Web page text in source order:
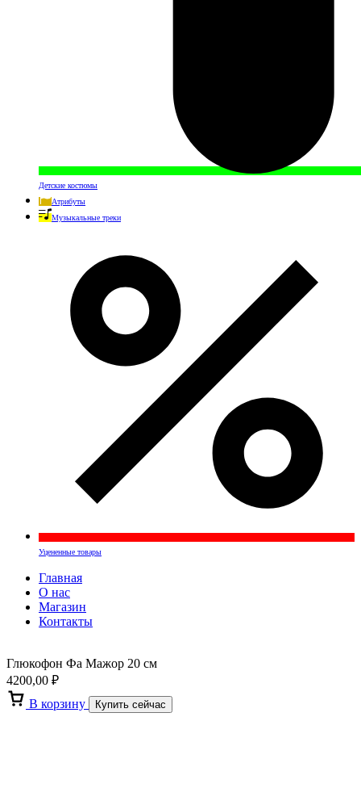
Детские костюмы
Атрибуты
Музыкальные треки
Уцененные товары
Главная
О нас
Магазин
Контакты
Глюкофон Фа Мажор 20 см
4200,00 ₽
В корзину
Купить сейчас